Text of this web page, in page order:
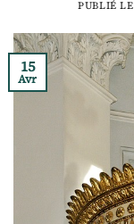
PUBLIÉ LE
15
Avr